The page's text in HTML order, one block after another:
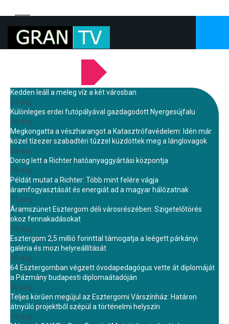
Kedden leáll a meleg víz a két városban
09 aug.
Különleges erdei futópályával gazdagodott Nyergesújfalu
08 aug.
Megkongatta a vészharangot a Katasztrófavédelem: Idén már
közel tízezer szabadtéri tűzzel küzdöttek meg a lánglovagok
08 aug.
Dorog lett a Richter hatóanyaggyártási központja
08 aug.
Példát mutat a Richter: Több mint felére vágja
áramfogyasztását és energiát ad a magyar hálózatnak
07 aug.
Áramszünet Esztergom déli városrészében: Szigetelőtörés
okoz fennakadásokat
06 aug.
Esztergom 2,5 millió forinttal támogatja a leégett párkányi
galéria és mozi helyreállítását
06 aug.
64 Esztergomban végzett óvodapedagógus vette át diplomáját
a Pázmány budapesti diplomaátadóján
06 aug.
Teljes körűen megújul az Esztergomi Várszínház: Határon
átnyúló projektből szépül a történelmi helyszín
06 aug.